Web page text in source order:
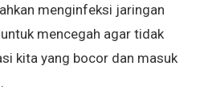
menginfeksi jaringan
mencegah agar tidak
kita yang bocor dan masuk